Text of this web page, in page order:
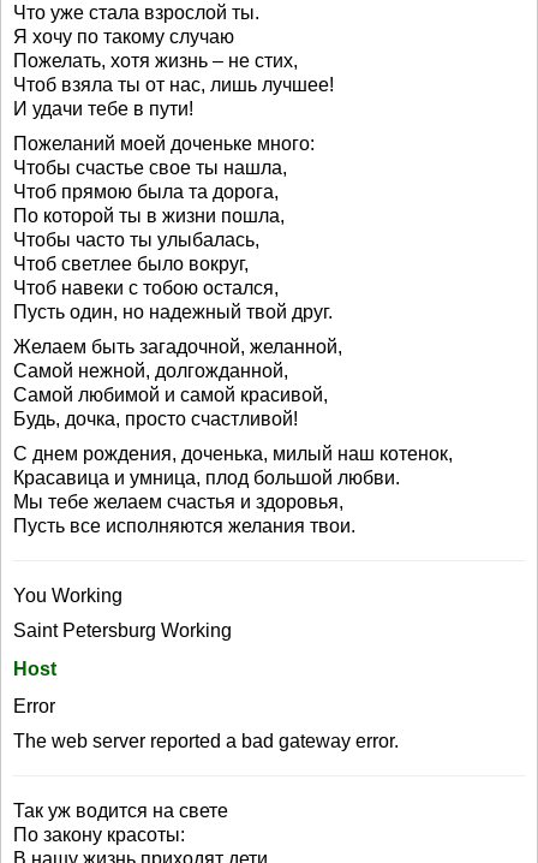
Что уже стала взрослой ты.
Я хочу по такому случаю
Пожелать, хотя жизнь – не стих,
Чтоб взяла ты от нас, лишь лучшее!
И удачи тебе в пути!
Пожеланий моей доченьке много:
Чтобы счастье свое ты нашла,
Чтоб прямою была та дорога,
По которой ты в жизни пошла,
Чтобы часто ты улыбалась,
Чтоб светлее было вокруг,
Чтоб навеки с тобою остался,
Пусть один, но надежный твой друг.
Желаем быть загадочной, желанной,
Самой нежной, долгожданной,
Самой любимой и самой красивой,
Будь, дочка, просто счастливой!
C днем рождения, доченька, милый наш котенок,
Красавица и умница, плод большой любви.
Мы тебе желаем счастья и здоровья,
Пусть все исполняются желания твои.
You Working
Saint Petersburg Working
Host
Error
The web server reported a bad gateway error.
Так уж водится на свете
По закону красоты:
В нашу жизнь приходят дети,